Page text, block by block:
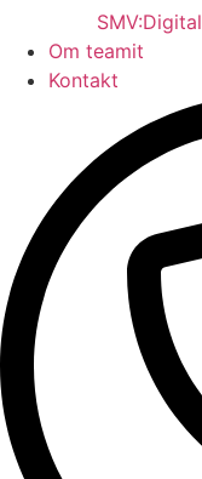
SMV:Digital
Om teamit
Kontakt